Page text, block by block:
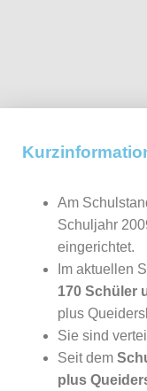
Am
Schuljahr
eingerichtet.
Im aktuellen
170 Schüler
plus
Sie sind
Seit dem
plus